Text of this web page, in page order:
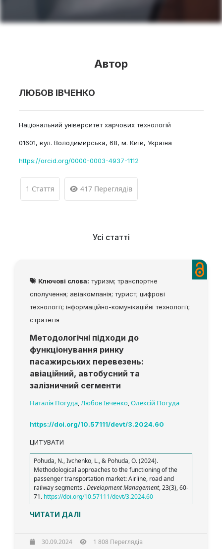
Автор
ЛЮБОВ ІВЧЕНКО
Національний університет харчових технологій
01601, вул. Володимирська, 68, м. Київ, Україна
https://orcid.org/0000-0003-4937-1112
1 Стаття 417 Переглядів
Усі статті
Ключові слова: туризм; транспортне
сполучення; авіакомпанія; турист; цифрові
технології; інформаційно-комунікаційні технології;
стратегія
Методологічні підходи до
функціонування ринку
пасажирських перевезень:
aвіаційний, автобусний та
залізничний сегменти
Наталія Погуда,Любов Івченко,Олексій Погуда
https://doi.org/10.57111/devt/3.2024.60
ЦИТУВАТИ
Pohuda, N., Ivchenko, L., & Pohuda, O. (2024).
Methodological approaches to the functioning of the
passenger transportation market: Airline, road and
railway segments .Development Management, 23(3), 60-
71. https://doi.org/10.57111/devt/3.2024.60
ЧИТАТИ ДАЛІ
30.09.2024
1 808 Переглядів